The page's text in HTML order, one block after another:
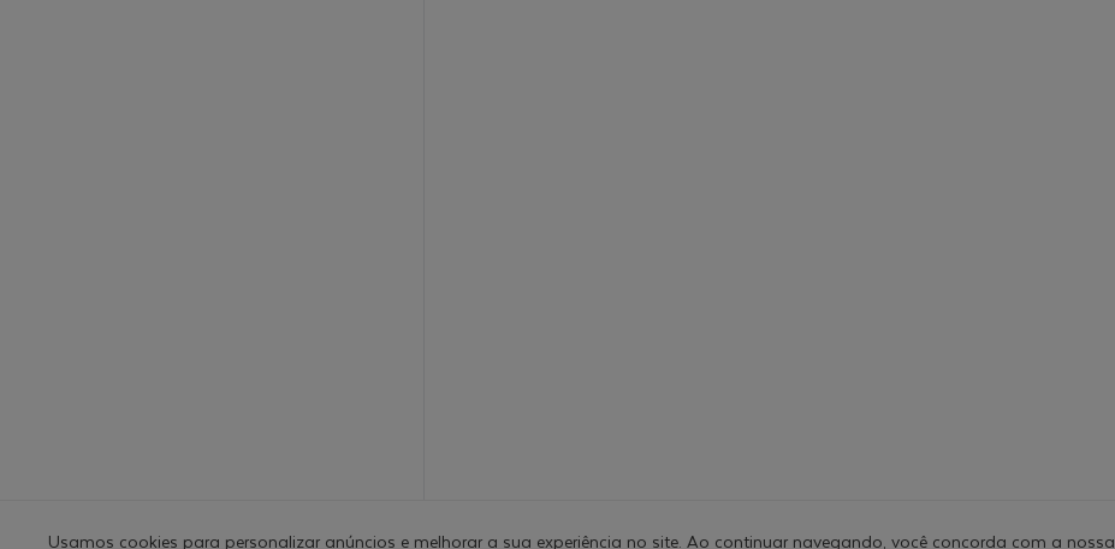
Usamos cookies para personalizar anúncios e melhorar a sua experiência no site. Ao continuar navegando, você concorda com a nossa